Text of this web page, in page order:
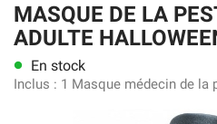
MASQUE DE LA
ADULTE
lens En stock
Inclus : 1 Masque médecin de la